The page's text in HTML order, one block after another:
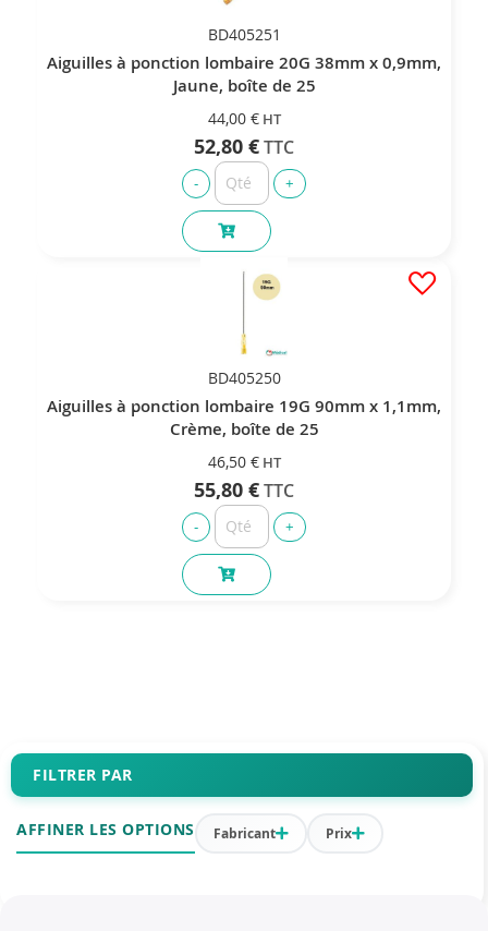
BD405251
Aiguilles à ponction lombaire 20G 38mm x 0,9mm,
Jaune, boîte de 25
44,00 €
52,80 €
BD405250
Aiguilles à ponction lombaire 19G 90mm x 1,1mm,
Crème, boîte de 25
46,50 €
55,80 €
FILTRER PAR
AFFINER LES OPTIONS Fabricant Prix